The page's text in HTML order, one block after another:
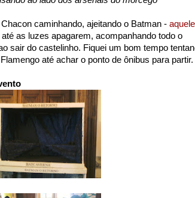
caminhando, ajeitando o Batman - aquele
as luzes apagarem, acompanhando todo o
sair do castelinho. Fiquei um bom tempo
até achar o ponto de ônibus para partir.